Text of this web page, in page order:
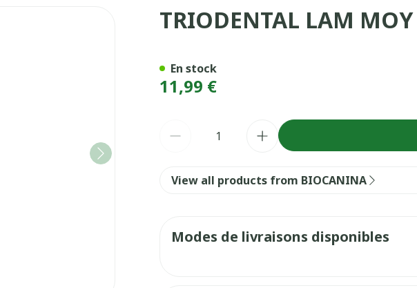
MOY CHIEN10-30KG 15
TRIODENTAL LAM
11,99 €
En stock
View all products from BIOCANINA
Modes de livraisons disponibles